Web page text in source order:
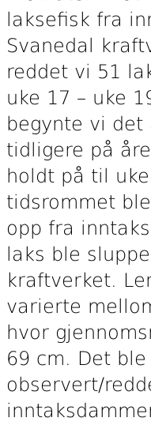
laksefisk fra
Svanedal
reddet vi 51
uke 17 – uke
begynte vi
tidligere på
holdt på til
tidsrommet
opp fra
laks ble
kraftverket.
varierte
hvor
69 cm. Det ble
observert/